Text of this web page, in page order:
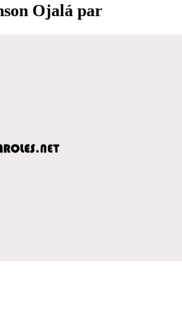
Ojalá par